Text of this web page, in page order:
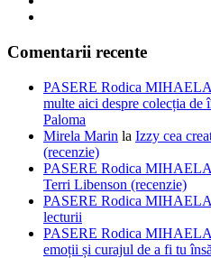
Comentarii recente
PASERE Rodica MIHAELA
multe aici despre colecția de
Paloma
Mirela Marin la Izzy cea
(recenzie)
PASERE Rodica MIHAELA
Terri Libenson (recenzie)
PASERE Rodica MIHAELA
lecturii
PASERE Rodica MIHAELA
emoții și curajul de a fi tu